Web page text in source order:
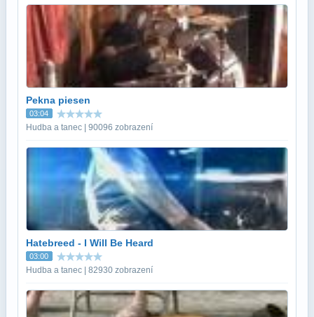
Pekna piesen
03:04
Hudba a tanec | 90096 zobrazení
Hatebreed - I Will Be Heard
03:00
Hudba a tanec | 82930 zobrazení